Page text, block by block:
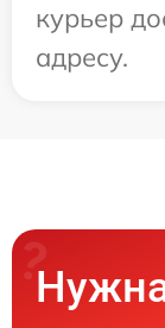
курьер
адресу.